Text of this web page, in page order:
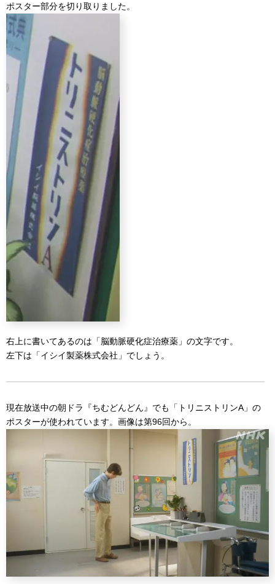
ポスター部分を切り取りました。
右上に書いてあるのは「脳動脈硬化症治療薬」の文字です。
左下は「イシイ製薬株式会社」でしょう。
現在放送中の朝ドラ『ちむどんどん』でも「トリニストリンA」の
ポスターが使われています。画像は第96回から。